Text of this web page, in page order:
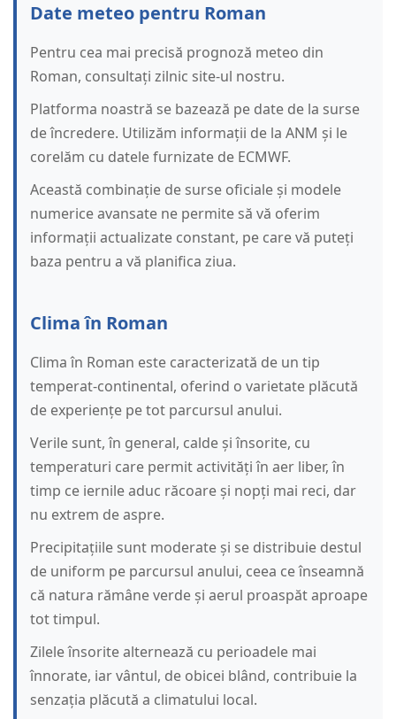
Date meteo pentru Roman
Pentru cea mai precisă prognoză meteo din
Roman, consultați zilnic site-ul nostru.
Platforma noastră se bazează pe date de la surse
de încredere. Utilizăm informații de la ANM și le
corelăm cu datele furnizate de ECMWF.
Această combinație de surse oficiale și modele
numerice avansate ne permite să vă oferim
informații actualizate constant, pe care vă puteți
baza pentru a vă planifica ziua.
Clima în Roman
Clima în Roman este caracterizată de un tip
temperat-continental, oferind o varietate plăcută
de experiențe pe tot parcursul anului.
Verile sunt, în general, calde și însorite, cu
temperaturi care permit activități în aer liber, în
timp ce iernile aduc răcoare și nopți mai reci, dar
nu extrem de aspre.
Precipitațiile sunt moderate și se distribuie destul
de uniform pe parcursul anului, ceea ce înseamnă
că natura rămâne verde și aerul proaspăt aproape
tot timpul.
Zilele însorite alternează cu perioadele mai
înnorate, iar vântul, de obicei blând, contribuie la
senzația plăcută a climatului local.